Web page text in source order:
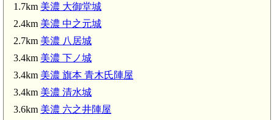
(3.6km)
1.7km 美濃 大御堂城
2.4km 美濃 中之元城
2.7km 美濃 八居城
3.4km 美濃 下ノ城
3.4km 美濃 旗本 青木氏陣屋
3.4km 美濃 清水城
3.6km 美濃 六之井陣屋